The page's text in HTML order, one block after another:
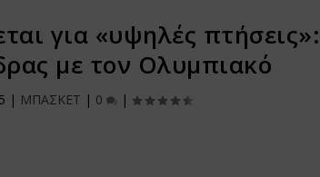
για «υψηλές πτήσεις»:
με τον Ολυμπιακό
| ΜΠΑΣΚΕΤ | 0 |